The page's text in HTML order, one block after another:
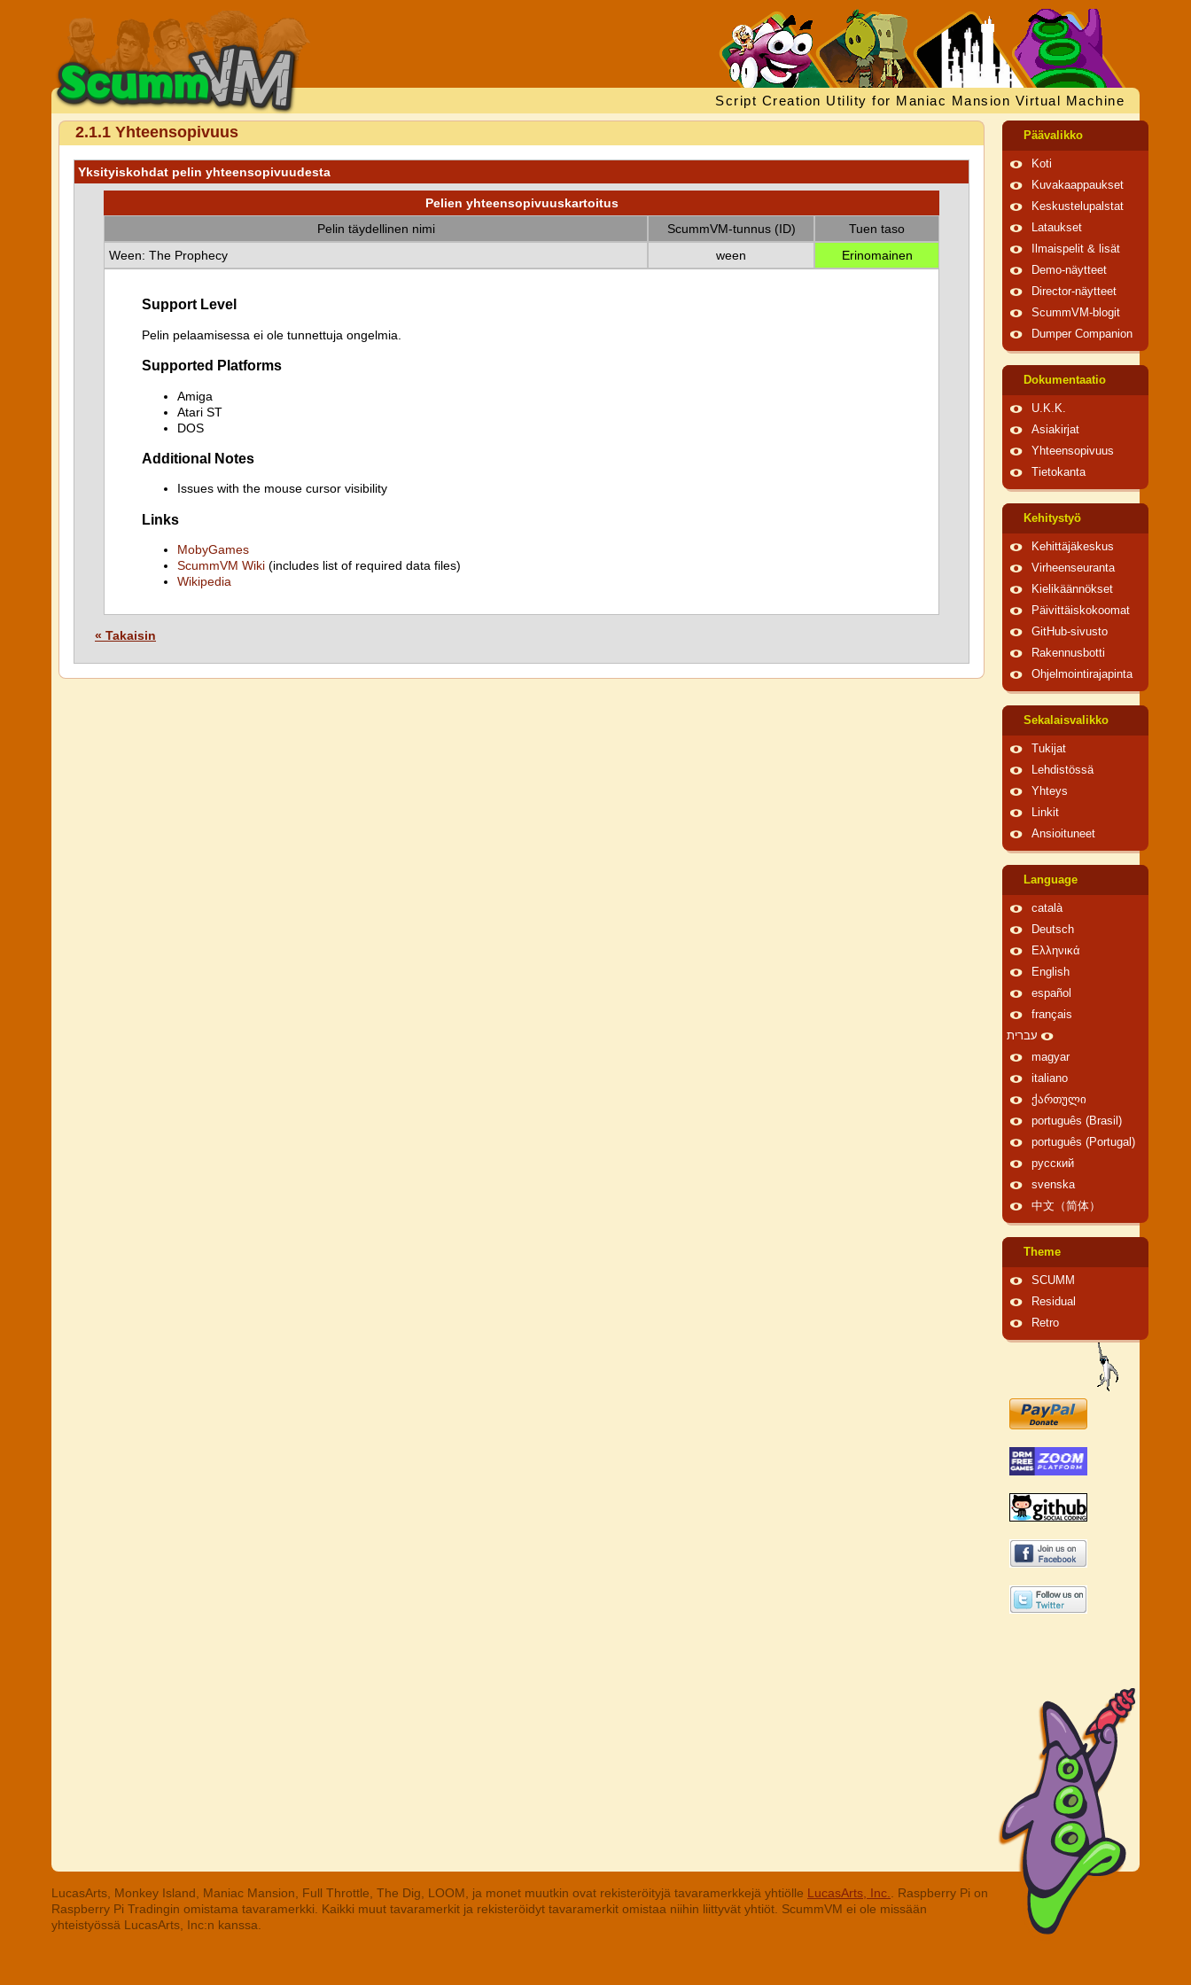
Script Creation Utility for Maniac Mansion Virtual Machine
2.1.1 Yhteensopivuus
Yksityiskohdat pelin yhteensopivuudesta
Pelien yhteensopivuuskartoitus
Pelin täydellinen nimi
ScummVM-tunnus (ID)
Tuen taso
Ween: The Prophecy
ween Erinomainen
Support Level
Pelin pelaamisessa ei ole tunnettuja ongelmia.
Supported Platforms
Amiga
Atari ST
DOS
Additional Notes
Issues with the mouse cursor visibility
Links
MobyGames
ScummVM Wiki (includes list of required data files)
Wikipedia
« Takaisin
Päävalikko
Koti
Kuvakaappaukset
Keskustelupalstat
Lataukset
Ilmaispelit & lisät
Demo-näytteet
Director-näytteet
ScummVM-blogit
Dumper Companion
Dokumentaatio
U.K.K.
Asiakirjat
Yhteensopivuus
Tietokanta
Kehitystyö
Kehittäjäkeskus
Virheenseuranta
Kielikäännökset
Päivittäiskokoomat
GitHub-sivusto
Rakennusbotti
Ohjelmointirajapinta
Sekalaisvalikko
Tukijat
Lehdistössä
Yhteys
Linkit
Ansioituneet
Language
català
Deutsch
Ελληνικά
English
español
français
עברית
magyar
italiano
ქართული
português (Brasil)
português (Portugal)
русский
svenska
中文（简体）
Theme
SCUMM
Residual
Retro
LucasArts, Monkey Island, Maniac Mansion, Full Throttle, The Dig, LOOM, ja monet muutkin ovat rekisteröityjä tavaramerkkejä yhtiölle LucasArts, Inc.
. Raspberry Pi on
Raspberry Pi Tradingin omistama tavaramerkki. Kaikki muut tavaramerkit ja rekisteröidyt tavaramerkit omistaa niihin liittyvät yhtiöt. ScummVM ei ole missään
yhteistyössä LucasArts, Inc:n kanssa.